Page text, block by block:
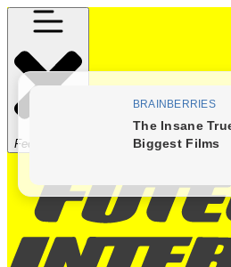
Fechar Menu